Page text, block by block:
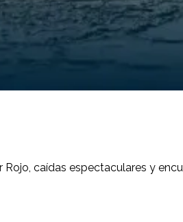
caídas espectaculares y